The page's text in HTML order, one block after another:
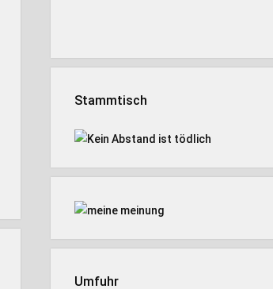
Stammtisch
Umfuhr